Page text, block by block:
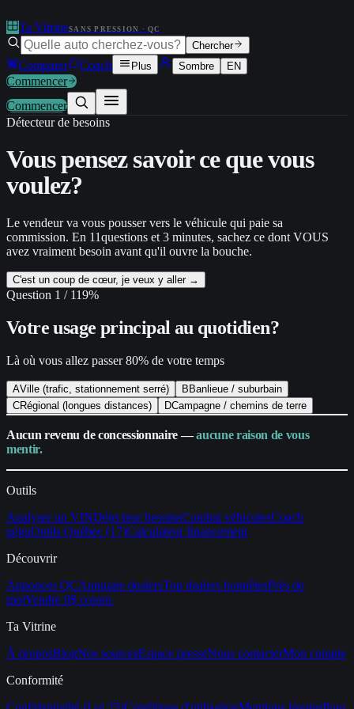
Ta VitrineSANS PRESSION · QC
Chercher
Comparer Coach Plus Sombre EN
Commencer
Commencer
Détecteur de besoins
Vous pensez savoir ce quevous
voulez?
Le vendeur va vous pousser vers le véhicule qui paie sa
commission. En 11questions et 3 minutes, sachez ce dont VOUS
avez vraiment besoin avant qu'il ouvre la bouche.
C'est un coup de cœur, je veux y aller →
Question 1 / 119%
Votre usage principal au quotidien?
Là où vous allez passer 80% de votre temps
AVille (trafic, stationnement serré) BBanlieue / suburbain
CRégional (longues distances) DCampagne / chemins de terre
Aucun revenu de concessionnaire — aucune raison de vous
mentir.
Outils
Analyser un VINDétecteur besoinsCombat véhiculesCoach
négoOutils Québec (17)Calculateur financement
Découvrir
Annonces QCAnnuaire dealersTop dealers honnêtesPrès de
moiVendre 0$ comm.
Ta Vitrine
À proposBlogNos sourcesEspace presseNous contacterMon compte
Conformité